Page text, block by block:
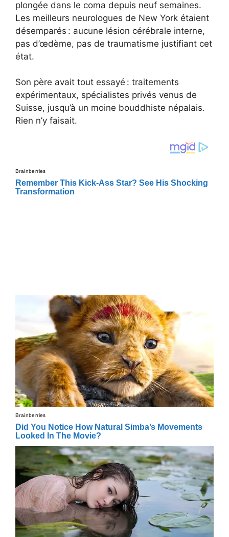
plongée dans le coma depuis neuf semaines.
Les meilleurs neurologues de New York étaient
désemparés : aucune lésion cérébrale interne,
pas d’œdème, pas de traumatisme justifiant cet
état.
Son père avait tout essayé : traitements
expérimentaux, spécialistes privés venus de
Suisse, jusqu’à un moine bouddhiste népalais.
Rien n’y faisait.